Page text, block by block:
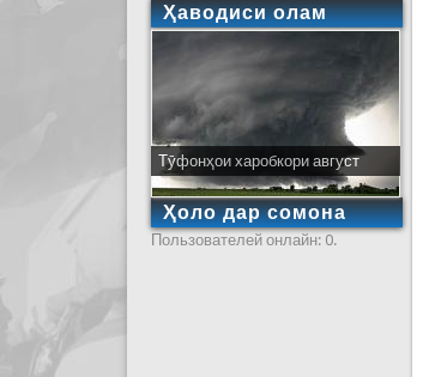
Ҳаводиси олам
Тӯфонҳои харобкори август
Ҳоло дар сомона
Пользователей онлайн: 0.